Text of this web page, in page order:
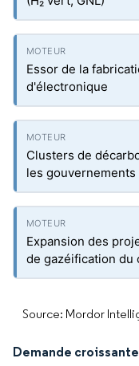
Essor de la
d'électronique
Clusters de
les gouvernements
Expansion des
de gazéification du
Source: Mordor
Demande